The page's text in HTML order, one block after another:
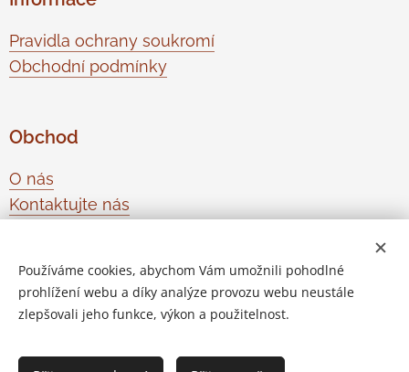
Pravidla ochrany soukromí
Obchodní podmínky
Obchod
O nás
Kontaktujte nás
Vytvořeno službouWebnode Cookies
Používáme cookies, abychom Vám umožnili pohodlné
prohlížení webu a díky analýze provozu webu neustále
zlepšovali jeho funkce, výkon a použitelnost.